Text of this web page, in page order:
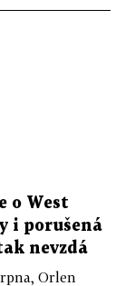
o West
i porušená
nevzdá
Orlen